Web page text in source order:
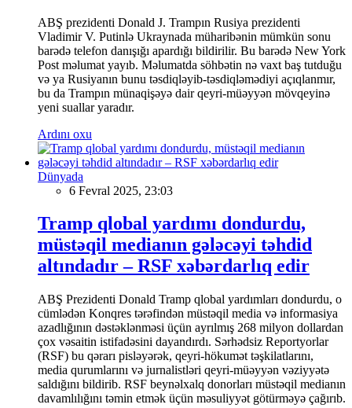
ABŞ prezidenti Donald J. Trampın Rusiya prezidenti
Vladimir V. Putinlə Ukraynada müharibənin mümkün sonu
barədə telefon danışığı apardığı bildirilir. Bu barədə New York
Post məlumat yayıb. Məlumatda söhbətin nə vaxt baş tutduğu
və ya Rusiyanın bunu təsdiqləyib-təsdiqləmədiyi açıqlanmır,
bu da Trampın münaqişəyə dair qeyri-müəyyən mövqeyinə
yeni suallar yaradır.
Ardını oxu
Dünyada
6 Fevral 2025, 23:03
Tramp qlobal yardımı dondurdu,
müstəqil medianın gələcəyi təhdid
altındadır – RSF xəbərdarlıq edir
ABŞ Prezidenti Donald Tramp qlobal yardımları dondurdu, o
cümlədən Konqres tərəfindən müstəqil media və informasiya
azadlığının dəstəklənməsi üçün ayrılmış 268 milyon dollardan
çox vəsaitin istifadəsini dayandırdı. Sərhədsiz Reportyorlar
(RSF) bu qərarı pisləyərək, qeyri-hökumət təşkilatlarını,
media qurumlarını və jurnalistləri qeyri-müəyyən vəziyyətə
saldığını bildirib. RSF beynəlxalq donorları müstəqil medianın
davamlılığını təmin etmək üçün məsuliyyət götürməyə çağırıb.